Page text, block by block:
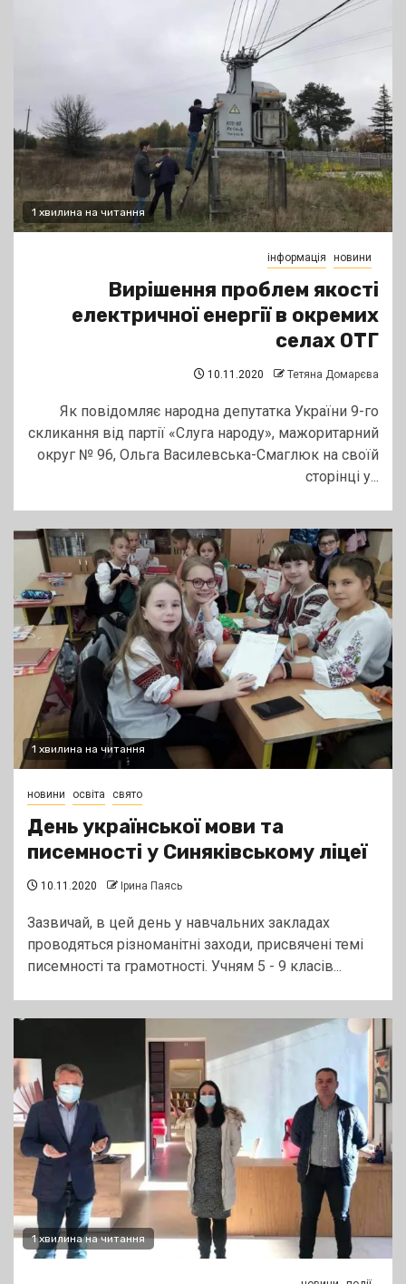
1 хвилина на читання
інформація новини
Вирішення проблем якості
електричної енергії в окремих
селах ОТГ
10.11.2020 Тетяна Домарєва
Як повідомляє народна депутатка України 9-го
скликання від партії «Слуга народу», мажоритарний
округ № 96, Ольга Василевська-Смаглюк на своїй
сторінці у...
1 хвилина на читання
новини освіта свято
День української мови та
писемності у Синяківському ліцеї
10.11.2020 Ірина Паясь
Зазвичай, в цей день у навчальних закладах
проводяться різноманітні заходи, присвячені темі
писемності та грамотності. Учням 5 - 9 класів...
1 хвилина на читання